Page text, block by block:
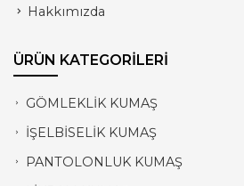
Hakkımızda
ÜRÜN KATEGORİLERİ
GÖMLEKLİK KUMAŞ
İŞELBİSELİK KUMAŞ
PANTOLONLUK KUMAŞ